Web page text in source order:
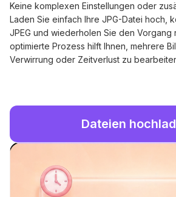
Keine komplexen Einstellungen oder
Laden Sie einfach Ihre JPG-Datei hoch,
JPEG und wiederholen Sie den Vorgang
optimierte Prozess hilft Ihnen, mehrere
Verwirrung oder Zeitverlust zu
Dateien